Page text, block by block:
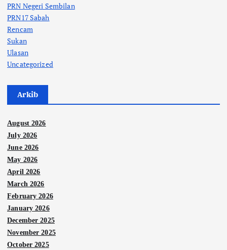
PRN Negeri Sembilan
PRN17 Sabah
Rencam
Sukan
Ulasan
Uncategorized
Arkib
August 2026
July 2026
June 2026
May 2026
April 2026
March 2026
February 2026
January 2026
December 2025
November 2025
October 2025